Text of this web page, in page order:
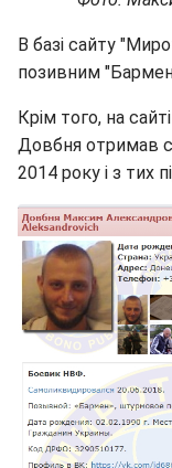
В базі сайту
позивним
Крім того, на
Довбня отримав
2014 року і з тих